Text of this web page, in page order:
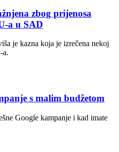
zbog prijenosa
a u SAD
je kazna koja je izrečena nekoj
a.
s malim budžetom
Google kampanje i kad imate